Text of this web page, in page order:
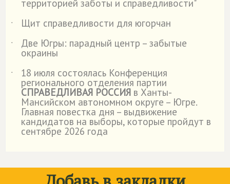
территорией заботы и справедливости"
˙
Щит справедливости для югорчан
˙
Две Югры: парадный центр – забытые
окраины
˙
18 июля состоялась Конференция
регионального отделения партии
СПРАВЕДЛИВАЯ РОССИЯ в Ханты-
Мансийском автономном округе – Югре.
Главная повестка дня – выдвижение
кандидатов на выборы, которые пройдут в
сентябре 2026 года